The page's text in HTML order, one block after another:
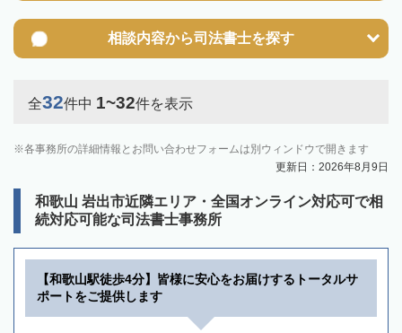
相談内容から司法書士を探す
全32件中 1~32件を表示
各事務所の詳細情報とお問い合わせフォームは別ウィンドウで開きます
更新日：2026年8月9日
和歌山 岩出市近隣エリア・全国オンライン対応可で相
続対応可能な司法書士事務所
【和歌山駅徒歩4分】皆様に安心をお届けするトータルサ
ポートをご提供します